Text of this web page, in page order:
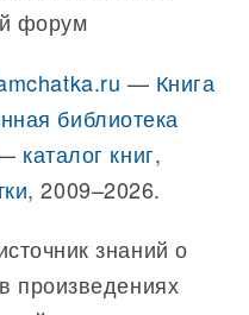
форум
— Книга
библиотека
каталог книг,
, 2009–2026.
знаний о
произведениях